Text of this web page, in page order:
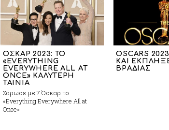
ΟΣΚΑΡ 2023: TO
«EVERYTHING
EVERYWHERE ALL AT
ONCE» ΚΑΛΥΤΕΡΗ
ΤΑΙΝΙΑ
Σάρωσε με 7 Όσκαρ το
«Everything Everywhere All at
Once»
OSCARS
ΚΑΙ
ΒΡΑΔΙΑΣ